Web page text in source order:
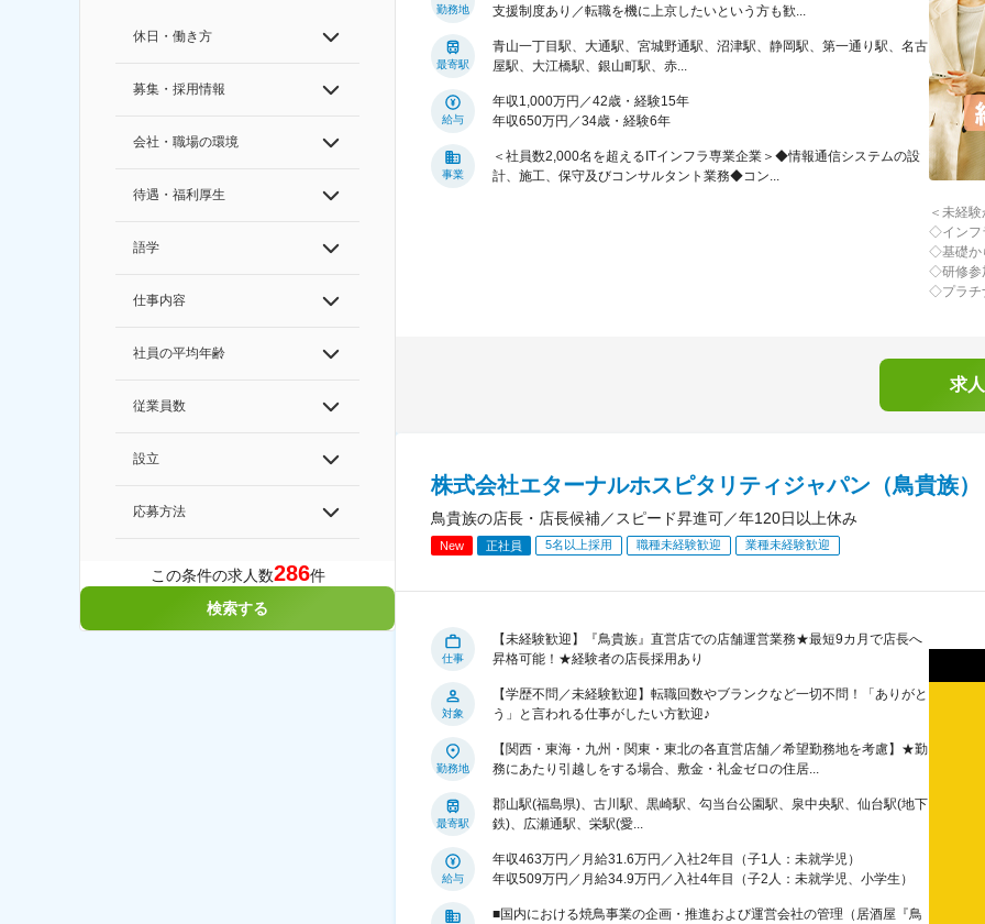
休日・働き方
募集・採用情報
会社・職場の環境
待遇・福利厚生
語学
仕事内容
社員の平均年齢
従業員数
設立
応募方法
この条件の求人数286件
検索する
勤務地
支援制度あり／転職を機に上京したいという方も歓...
最寄駅
青山一丁目駅、大通駅、宮城野通駅、沼津駅、静岡駅、第一通り駅、名古
屋駅、大江橋駅、銀山町駅、赤...
給与
年収1,000万円／42歳・経験15年
年収650万円／34歳・経験6年
事業
＜社員数2,000名を超えるITインフラ専業企業＞◆情報通信システムの設
計、施工、保守及びコンサルタント業務◆コン...
＜未経
◇インフ
◇基礎か
◇研修参
◇プラチ
求
株式会社エターナルホスピタリティジャパン（鳥貴族）
鳥貴族の店長・店長候補／スピード昇進可／年120日以上休み
New 正社員 5名以上採用 職種未経験歓迎 業種未経験歓迎
仕事
【未経験歓迎】『鳥貴族』直営店での店舗運営業務★最短9カ月で店長へ
昇格可能！★経験者の店長採用あり
対象
【学歴不問／未経験歓迎】転職回数やブランクなど一切不問！「ありがと
う」と言われる仕事がしたい方歓迎♪
勤務地
【関西・東海・九州・関東・東北の各直営店舗／希望勤務地を考慮】★勤
務にあたり引越しをする場合、敷金・礼金ゼロの住居...
最寄駅
郡山駅(福島県)、古川駅、黒崎駅、勾当台公園駅、泉中央駅、仙台駅(地下
鉄)、広瀬通駅、栄駅(愛...
給与
年収463万円／月給31.6万円／入社2年目（子1人：未就学児）
年収509万円／月給34.9万円／入社4年目（子2人：未就学児、小学生）
■国内における焼鳥事業の企画・推進および運営会社の管理（居酒屋『鳥